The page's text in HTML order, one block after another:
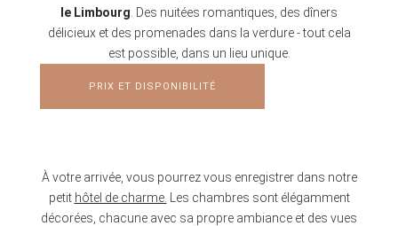
le Limbourg . Des nuitées romantiques, des dîners
délicieux et des promenades dans la verdure - tout cela
est possible, dans un lieu unique.
PRIX ET DISPONIBILITÉ
À votre arrivée, vous pourrez vous enregistrer dans notre
petit hôtel de charme.
Les chambres sont élégamment
décorées, chacune avec sa propre ambiance et des vues